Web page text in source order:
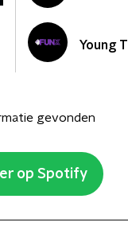
Young T
gevonden
op Spotify